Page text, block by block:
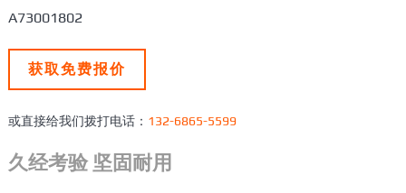
A73001802
获取免费报价
或直接给我们拨打电话： 132-6865-5599
久经考验 坚固耐用